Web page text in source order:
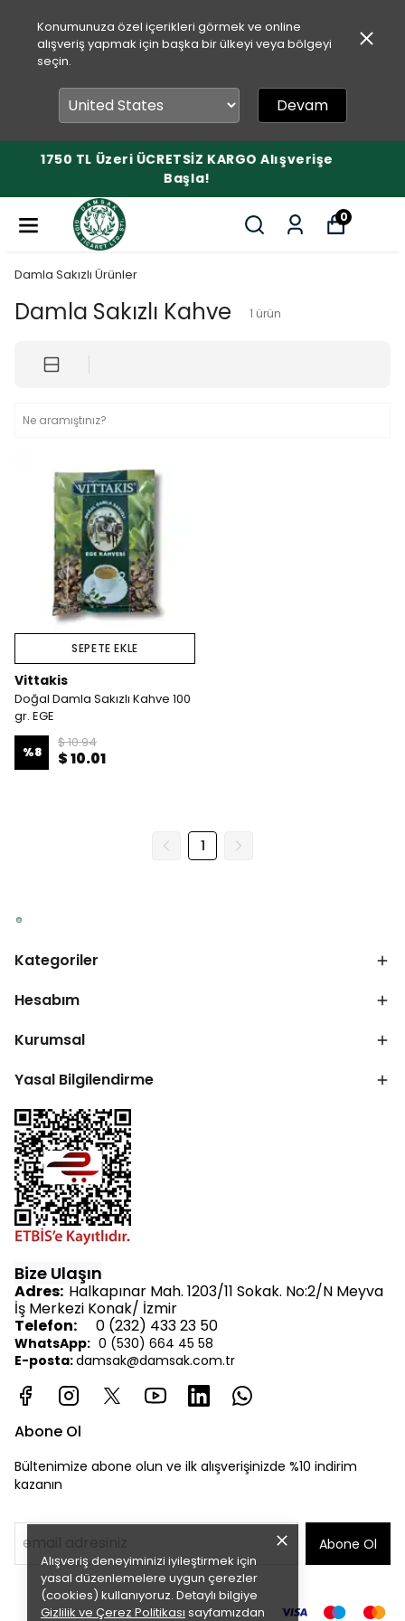
Konumunuza özel içerikleri görmek ve online
alışveriş yapmak için başka bir ülkeyi veya bölgeyi
seçin.
Devam
Alışverişe
1750 TL Üzeri ÜCRETSİZ
0
Alışveriş deneyiminizi iyileştirmek için
yasal düzenlemelere uygun çerezler
(cookies) kullanıyoruz. Detaylı bilgiye
Gizlilik ve Çerez Politikası sayfamızdan
Damla Sakızlı Ürünler
Damla Sakızlı Kahve 1 ürün
SEPETE EKLE
Vittakis
Doğal Damla Sakızlı Kahve 100
gr. EGE
%8
$ 10.94
$ 10.01
1
Kategoriler
Hesabım
Kurumsal
Yasal Bilgilendirme
Bize Ulaşın
Adres: Halkapınar Mah. 1203/11 Sokak. No:2/N Meyva
İş Merkezi Konak/ İzmir
Telefon: 0 (232) 433 23 50
WhatsApp: 0 (530) 664 45 58
E-posta:damsak@damsak.com.tr
Abone Ol
Bültenimize abone olun ve ilk alışverişinizde %10 indirim
kazanın
Abone Ol